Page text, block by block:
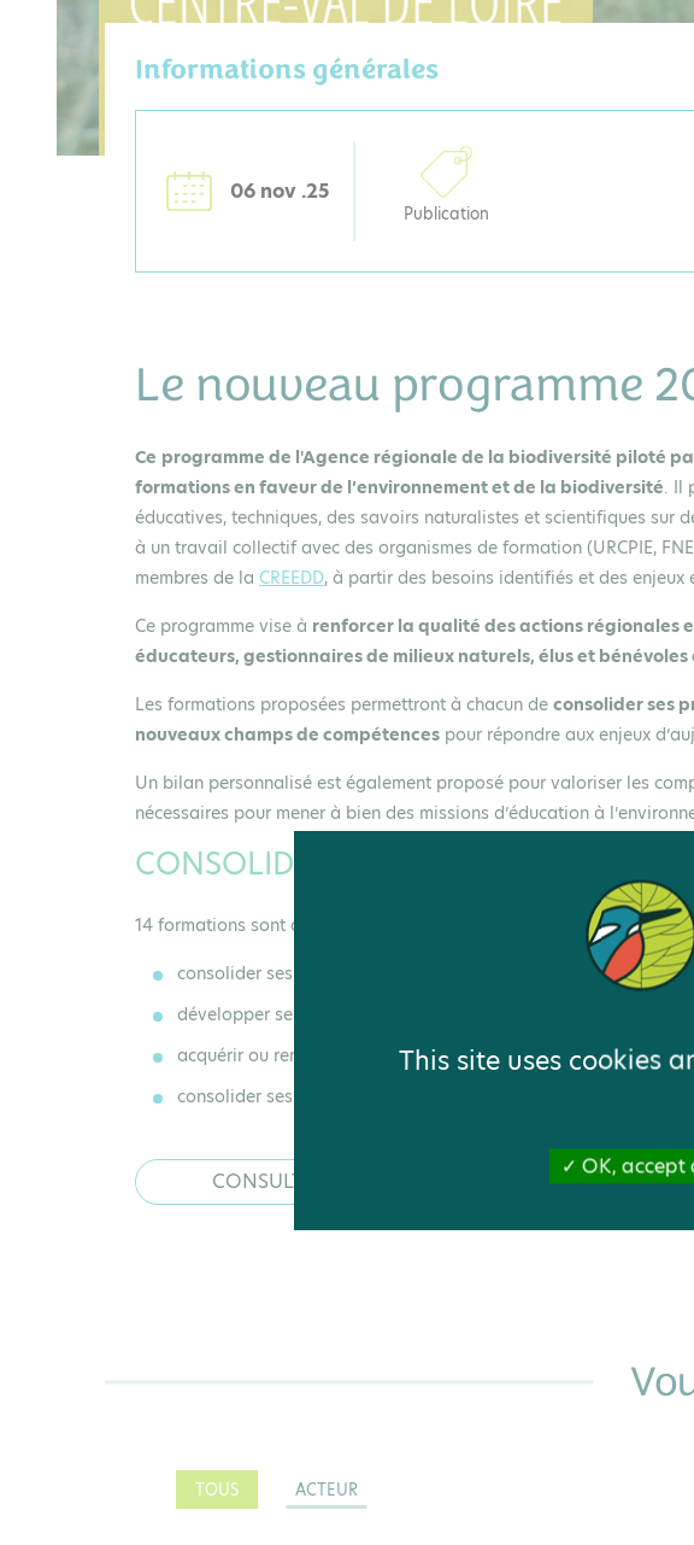
Informations générales
06 nov .25
Publication
Le nouveau programme
Ce programme de l'Agence régionale de la biodiversité piloté
formations en faveur de l’environnement et de la biodiversité. Il
éducatives, techniques, des savoirs naturalistes et scientifiques sur
à un travail collectif avec des organismes de formation (URCPIE,
membres de la CREEDD, à partir des besoins identifiés et des enjeux
Ce programme vise à renforcer la qualité des actions régionales
éducateurs, gestionnaires de milieux naturels, élus et
Les formations proposées permettront à chacun de consolider ses
nouveaux champs de compétences pour répondre aux enjeux
Un bilan personnalisé est également proposé pour valoriser les
nécessaires pour mener à bien des missions d’éducation à
CONSOLIDER ET ACQUÉRIR DES
14 formations sont au programme en 2026 pour atteindre ces
consolider ses compétences transversales
développer ses compétences éducatives
acquérir ou renforcer ses savoirs naturalistes et scientifiques
consolider ses connaissances sur les thèmes à enjeux
CONSULTER LE PROGRAMME 2026
TOUS ACTEUR
This site uses cookies
OK, accept